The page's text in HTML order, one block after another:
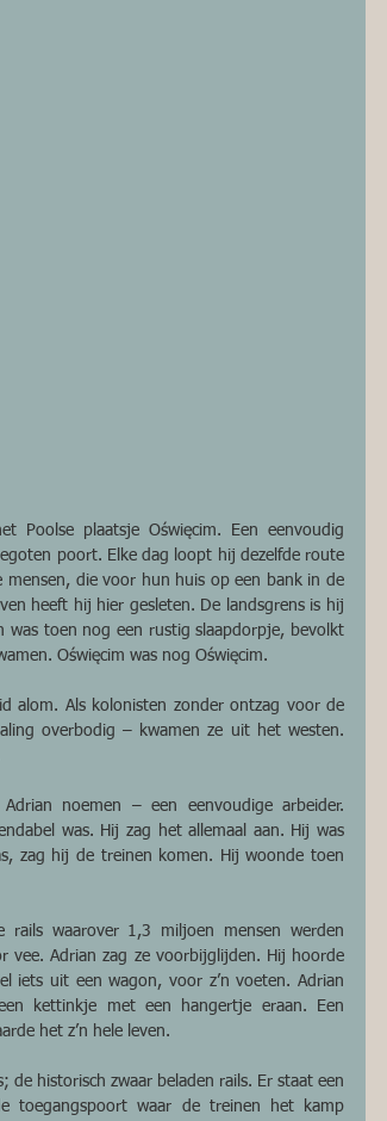
Poolse plaatsje Oświęcim. Een eenvoudig
poort. Elke dag loopt hij dezelfde route
die voor hun huis op een bank in de
heeft hij hier gesleten. De landsgrens is hij
was toen nog een rustig slaapdorpje, bevolkt
Oświęcim was nog Oświęcim.
alom. Als kolonisten zonder ontzag voor de
overbodig – kwamen ze uit het westen.
noemen – een eenvoudige arbeider.
was. Hij zag het allemaal aan. Hij was
zag hij de treinen komen. Hij woonde toen
waarover 1,3 miljoen mensen werden
vee. Adrian zag ze voorbijglijden. Hij hoorde
iets uit een wagon, voor z’n voeten. Adrian
kettinkje met een hangertje eraan. Een
het z’n hele leven.
historisch zwaar beladen rails. Er staat een
toegangspoort waar de treinen het kamp